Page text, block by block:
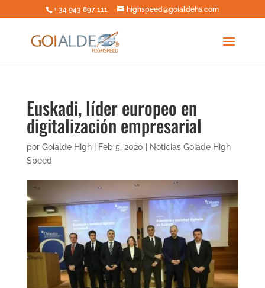
+ 34 943 897 111 highspeed@goialdehs.com
Euskadi, líder europeo en
digitalización empresarial
por Goialde High| Feb 5, 2020
Noticias Goiade High
Speed